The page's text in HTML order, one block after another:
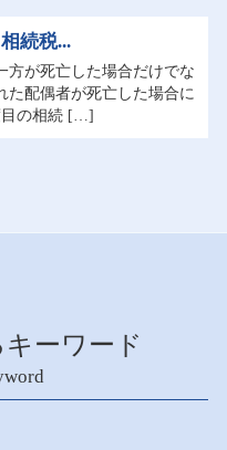
続税...
方が死亡した場合だけでな
た配偶者が死亡した場合に
目の相続 […]
ーワード